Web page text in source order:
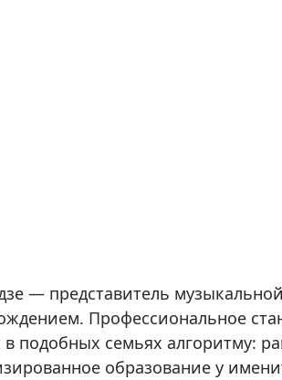
— представитель
Профессиональное
подобных семьях алгоритму:
образование у